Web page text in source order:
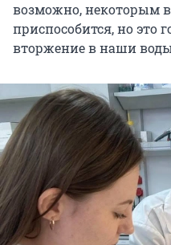
возможно, некоторым
приспособится, но это
вторжение в наши